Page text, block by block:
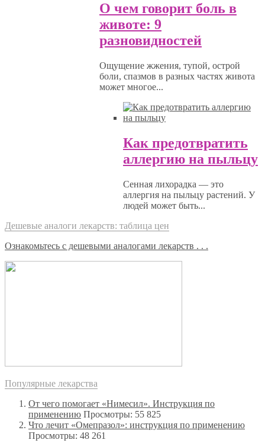
О чем говорит боль в
животе: 9
разновидностей
Ощущение жжения, тупой, острой
боли, спазмов в разных частях живота
может многое...
Как предотвратить
аллергию на пыльцу
Сенная лихорадка — это
аллергия на пыльцу растений. У
людей может быть...
Дешевые аналоги лекарств: таблица цен
Ознакомьтесь с дешевыми аналогами лекарств . . .
Популярные лекарства
От чего помогает «Нимесил». Инструкция по
применению Просмотры: 55 825
Что лечит «Омепразол»: инструкция по применению
Просмотры: 48 261